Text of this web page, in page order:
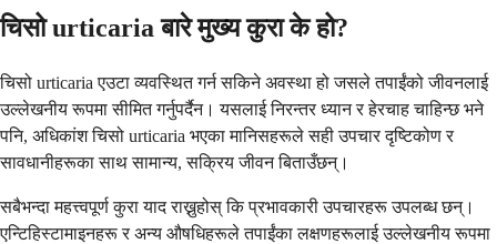
चिसो urticaria बारे मुख्य कुरा के हो?
चिसो urticaria एउटा व्यवस्थित गर्न सकिने अवस्था हो जसले तपाईंको जीवनलाई
उल्लेखनीय रूपमा सीमित गर्नुपर्दैन। यसलाई निरन्तर ध्यान र हेरचाह चाहिन्छ भने
पनि, अधिकांश चिसो urticaria भएका मानिसहरूले सही उपचार दृष्टिकोण र
सावधानीहरूका साथ सामान्य, सक्रिय जीवन बिताउँछन्।
सबैभन्दा महत्त्वपूर्ण कुरा याद राख्नुहोस् कि प्रभावकारी उपचारहरू उपलब्ध छन्।
एन्टिहिस्टामाइनहरू र अन्य औषधिहरूले तपाईंका लक्षणहरूलाई उल्लेखनीय रूपमा